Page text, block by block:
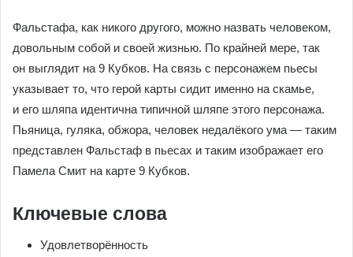
Фальстафа, как никого другого, можно назвать человеком,
довольным собой и своей жизнью. По крайней мере, так
он выглядит на 9 Кубков. На связь с персонажем пьесы
указывает то, что герой карты сидит именно на скамье,
и его шляпа идентична типичной шляпе этого персонажа.
Пьяница, гуляка, обжора, человек недалёкого ума — таким
представлен Фальстаф в пьесах и таким изображает его
Памела Смит на карте 9 Кубков.
Ключевые слова
Удовлетворённость